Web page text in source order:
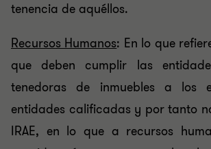
tenencia de aquéllos.
Recursos Humanos: En lo que
que deben cumplir las
tenedoras de inmuebles a los
entidades calificadas y por tanto
IRAE, en lo que a recursos